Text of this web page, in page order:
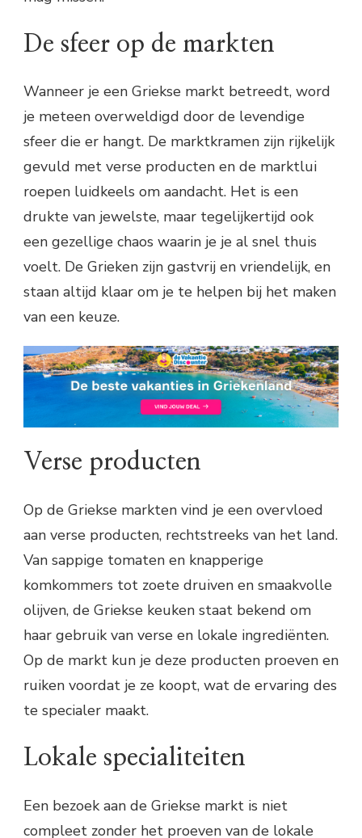
De sfeer op de markten
Wanneer je een Griekse markt betreedt, word
je meteen overweldigd door de levendige
sfeer die er hangt. De marktkramen zijn rijkelijk
gevuld met verse producten en de marktlui
roepen luidkeels om aandacht. Het is een
drukte van jewelste, maar tegelijkertijd ook
een gezellige chaos waarin je je al snel thuis
voelt. De Grieken zijn gastvrij en vriendelijk, en
staan altijd klaar om je te helpen bij het maken
van een keuze.
Verse producten
Op de Griekse markten vind je een overvloed
aan verse producten, rechtstreeks van het land.
Van sappige tomaten en knapperige
komkommers tot zoete druiven en smaakvolle
olijven, de Griekse keuken staat bekend om
haar gebruik van verse en lokale ingrediënten.
Op de markt kun je deze producten proeven en
ruiken voordat je ze koopt, wat de ervaring des
te specialer maakt.
Lokale specialiteiten
Een bezoek aan de Griekse markt is niet
compleet zonder het proeven van de lokale